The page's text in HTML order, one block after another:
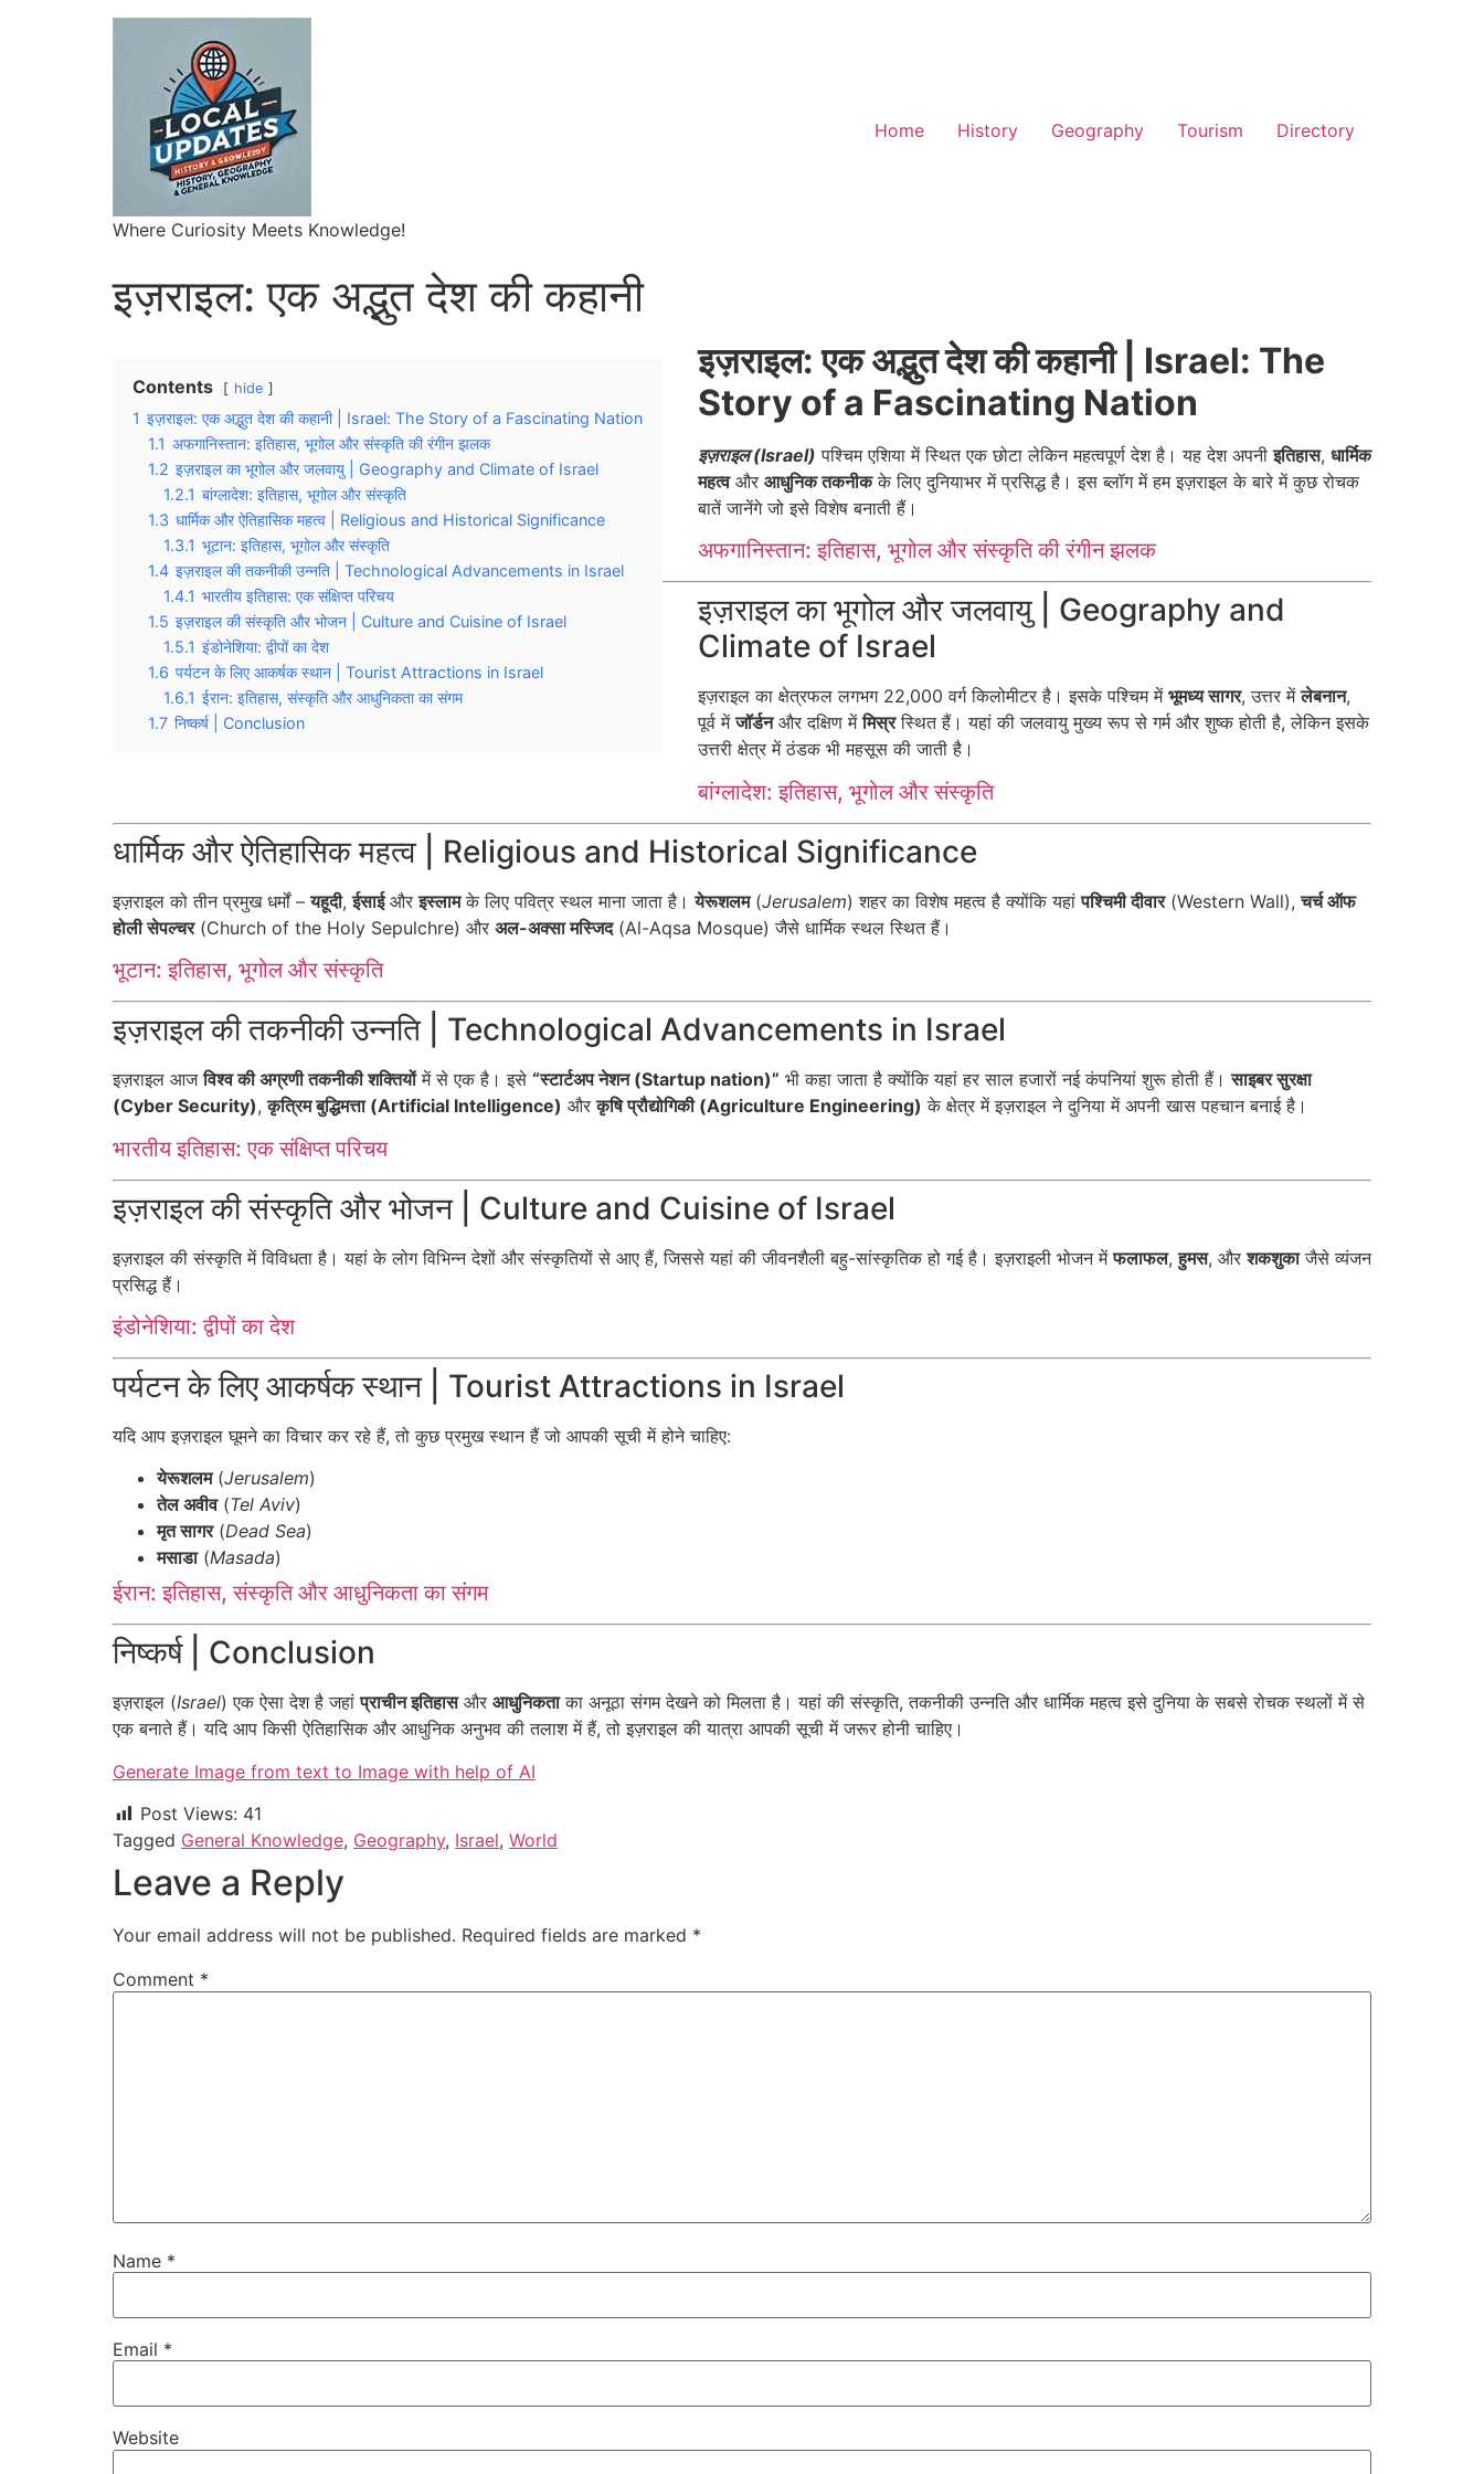
Where Curiosity Meets Knowledge!
Home History Geography Tourism Directory
इज़राइल: एक अद्भुत देश की कहानी
Contents hide
1 इज़राइल: एक अद्भुत देश की कहानी | Israel: The Story of a Fascinating Nation
1.1 अफगानिस्तान: इतिहास, भूगोल और संस्कृति की रंगीन झलक
1.2 इज़राइल का भूगोल और जलवायु | Geography and Climate of Israel
1.2.1 बांग्लादेश: इतिहास, भूगोल और संस्कृति
1.3 धार्मिक और ऐतिहासिक महत्व | Religious and Historical Significance
1.3.1 भूटान: इतिहास, भूगोल और संस्कृति
1.4 इज़राइल की तकनीकी उन्नति | Technological Advancements in Israel
1.4.1 भारतीय इतिहास: एक संक्षिप्त परिचय
1.5 इज़राइल की संस्कृति और भोजन | Culture and Cuisine of Israel
1.5.1 इंडोनेशिया: द्वीपों का देश
1.6 पर्यटन के लिए आकर्षक स्थान | Tourist Attractions in Israel
1.6.1 ईरान: इतिहास, संस्कृति और आधुनिकता का संगम
1.7 निष्कर्ष | Conclusion
इज़राइल: एक अद्भुत देश की कहानी | Israel: The
Story of a Fascinating Nation
इज़राइल (Israel) पश्चिम एशिया में स्थित एक छोटा लेकिन महत्वपूर्ण देश है। यह देश अपनीइतिहास, धार्मिक
महत्वऔर आधुनिक तकनीकके लिए दुनियाभर में प्रसिद्ध है। इस ब्लॉग में हम इज़राइल के बारे में कुछ रोचक
बातें जानेंगे जो इसे विशेष बनाती हैं।
अफगानिस्तान: इतिहास, भूगोल और संस्कृति की रंगीन झलक
इज़राइल का भूगोल और जलवायु | Geography and
Climate of Israel
इज़राइल का क्षेत्रफल लगभग 22,000 वर्ग किलोमीटर है। इसके पश्चिम में भूमध्य सागर, उत्तर मेंलेबनान,
पूर्व मेंजॉर्डनऔर दक्षिण मेंमिस्रस्थित हैं। यहां की जलवायु मुख्य रूप से गर्म और शुष्क होती है, लेकिन इसके
उत्तरी क्षेत्र में ठंडक भी महसूस की जाती है।
बांग्लादेश: इतिहास, भूगोल और संस्कृति
धार्मिक और ऐतिहासिक महत्व | Religious and Historical Significance
इज़राइल को तीन प्रमुख धर्मों –यहूदी,ईसाईऔरइस्लामके लिए पवित्र स्थल माना जाता है।येरूशलम(Jerusalem) शहर का विशेष महत्व है क्योंकि यहांपश्चिमी दीवार(Western Wall),चर्च ऑफ
होली सेपल्चर(Church of the Holy Sepulchre) और अल-अक्सा मस्जिद(Al-Aqsa Mosque) जैसे धार्मिक स्थल स्थित हैं।
भूटान: इतिहास, भूगोल और संस्कृति
इज़राइल की तकनीकी उन्नति | Technological Advancements in Israel
इज़राइल आजविश्व की अग्रणी तकनीकी शक्तियोंमें से एक है। इसे “स्टार्टअप नेशन (Startup nation)” भी कहा जाता है क्योंकि यहां हर साल हजारों नई कंपनियां शुरू होती हैं।साइबर सुरक्षा
(Cyber Security),कृत्रिम बुद्धिमत्ता (Artificial Intelligence) औरकृषि प्रौद्योगिकी (Agriculture Engineering) के क्षेत्र में इज़राइल ने दुनिया में अपनी खास पहचान बनाई है।
भारतीय इतिहास: एक संक्षिप्त परिचय
इज़राइल की संस्कृति और भोजन | Culture and Cuisine of Israel
इज़राइल की संस्कृति में विविधता है। यहां के लोग विभिन्न देशों और संस्कृतियों से आए हैं, जिससे यहां की जीवनशैली बहु-सांस्कृतिक हो गई है। इज़राइली भोजन मेंफलाफल,हुमस, औरशकशुकाजैसे व्यंजन
प्रसिद्ध हैं।
इंडोनेशिया: द्वीपों का देश
पर्यटन के लिए आकर्षक स्थान | Tourist Attractions in Israel
यदि आप इज़राइल घूमने का विचार कर रहे हैं, तो कुछ प्रमुख स्थान हैं जो आपकी सूची में होने चाहिए:
येरूशलम(Jerusalem)
तेल अवीव(Tel Aviv)
मृत सागर(Dead Sea)
मसाडा(Masada)
ईरान: इतिहास, संस्कृति और आधुनिकता का संगम
निष्कर्ष | Conclusion
इज़राइल (Israel) एक ऐसा देश है जहांप्राचीन इतिहासऔर आधुनिकताका अनूठा संगम देखने को मिलता है। यहां की संस्कृति, तकनीकी उन्नति और धार्मिक महत्व इसे दुनिया के सबसे रोचक स्थलों में से
एक बनाते हैं। यदि आप किसी ऐतिहासिक और आधुनिक अनुभव की तलाश में हैं, तो इज़राइल की यात्रा आपकी सूची में जरूर होनी चाहिए।
Generate Image from text to Image with help of AI
Post Views: 41
Tagged General Knowledge, Geography, Israel, World
Leave a Reply
Your email address will not be published. Required fields are marked *
Comment *
Name *
Email *
Website